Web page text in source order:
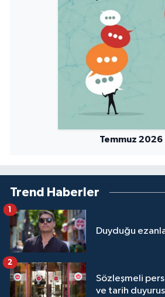
Temmuz 2026
Trend Haberler
Duyduğu
1
Sözleşmeli
ve tarih
2